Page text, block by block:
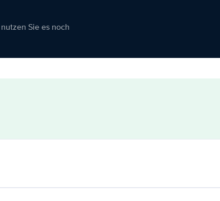
Sie es noch